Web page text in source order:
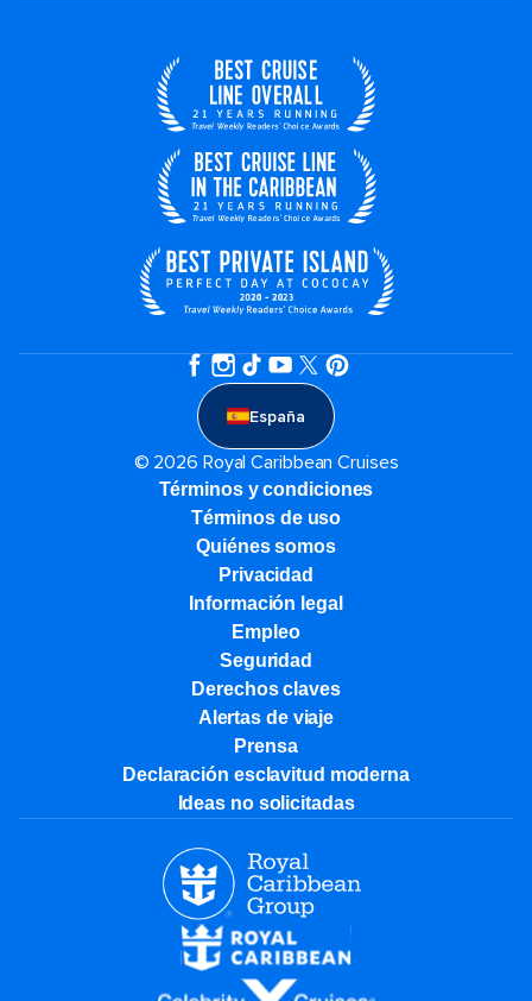
España
© 2026 Royal Caribbean Cruises
Términos y condiciones
Términos de uso
Quiénes somos
Privacidad
Información legal
Empleo
Seguridad
Derechos claves
Alertas de viaje
Prensa
Declaración esclavitud moderna
Ideas no solicitadas